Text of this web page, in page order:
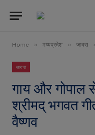
Home » मध्यप्रदेश » जावरा
जावरा
गाय और गोपाल
श्रीमद् भगवत
वैष्णव